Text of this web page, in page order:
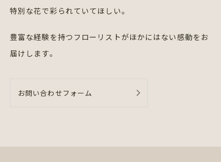
特別な花で彩られていてほしい。
豊富な経験を持つフローリストがほかにはない感動をお
届けします。
お問い合わせフォーム